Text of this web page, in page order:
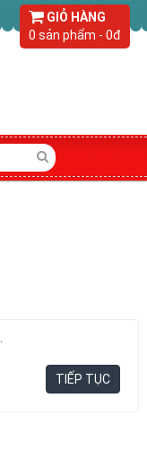
GIỎ HÀNG
0 sản phẩm - 0đ
TIẾP TỤC